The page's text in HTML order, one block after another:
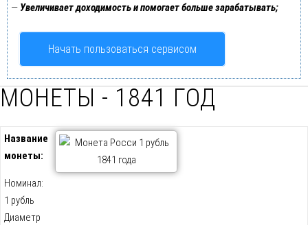
— Увеличивает доходимость и помогает больше зарабатывать;
Начать пользоваться сервисом
МОНЕТЫ - 1841 ГОД
Название
монеты:
Номинал:
1 рубль
Диаметр